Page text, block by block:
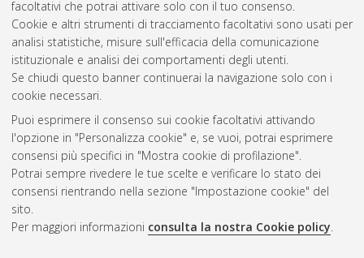
facoltativi che potrai attivare solo con il tuo consenso.
Cookie e altri strumenti di tracciamento facoltativi sono usati per
analisi statistiche, misure sull'efficacia della comunicazione
istituzionale e analisi dei comportamenti degli utenti.
Se chiudi questo banner continuerai la navigazione solo con i
cookie necessari.
Puoi esprimere il consenso sui cookie facoltativi attivando
l'opzione in "Personalizza cookie" e, se vuoi, potrai esprimere
consensi più specifici in "Mostra cookie di profilazione".
Potrai sempre rivedere le tue scelte e verificare lo stato dei
consensi rientrando nella sezione "Impostazione cookie" del
sito.
Per maggiori informazioni consulta la nostra Cookie policy.
Gestione del documento:
Atom
Rss 1.0
Rss 2.0
ISSN: 2038-7946